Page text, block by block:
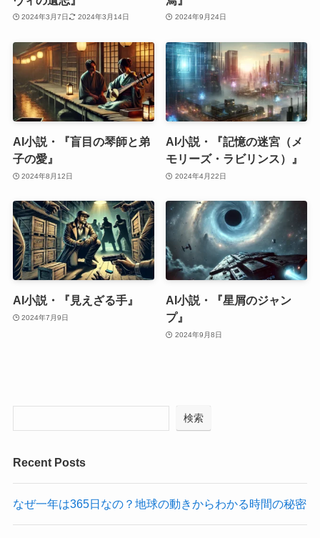
2024年3月7日 2024年3月14日 2024年9月24日
AI小説・『盲目の琴師と弟
子の愛』
2024年8月12日
AI小説・『記憶の迷宮（メ
モリーズ・ラビリンス）』
2024年4月22日
AI小説・『見えざる手』
2024年7月9日
AI小説・『星屑のジャン
プ』
2024年9月8日
検索
Recent Posts
なぜ一年は365日なの？地球の動きからわかる時間の秘密